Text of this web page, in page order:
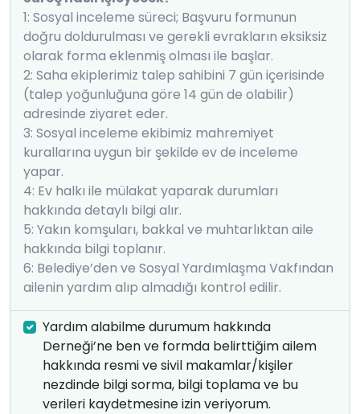
1: Sosyal inceleme süreci; Başvuru formunun
doğru doldurulması ve gerekli evrakların eksiksiz
olarak forma eklenmiş olması ile başlar.
2: Saha ekiplerimiz talep sahibini 7 gün içerisinde
(talep yoğunluğuna göre 14 gün de olabilir)
adresinde ziyaret eder.
3: Sosyal inceleme ekibimiz mahremiyet
kurallarına uygun bir şekilde ev de inceleme
yapar.
4: Ev halkı ile mülakat yaparak durumları
hakkında detaylı bilgi alır.
5: Yakın komşuları, bakkal ve muhtarlıktan aile
hakkında bilgi toplanır.
6: Belediye’den ve Sosyal Yardımlaşma Vakfından
ailenin yardım alıp almadığı kontrol edilir.
Yardım alabilme durumum hakkında
Derneği’ne ben ve formda belirttiğim ailem
hakkında resmi ve sivil makamlar/kişiler
nezdinde bilgi sorma, bilgi toplama ve bu
verileri kaydetmesine izin veriyorum.